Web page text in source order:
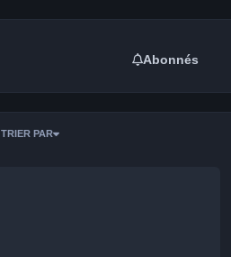
Abonnés
TRIER PAR